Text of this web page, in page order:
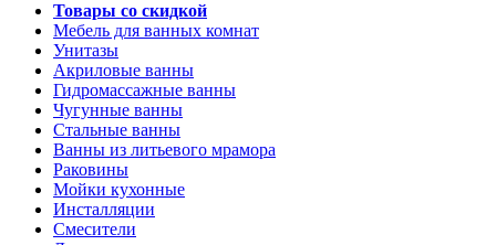
Товары со скидкой
Мебель для ванных комнат
Унитазы
Акриловые ванны
Гидромассажные ванны
Чугунные ванны
Стальные ванны
Ванны из литьевого мрамора
Раковины
Мойки кухонные
Инсталляции
Смесители